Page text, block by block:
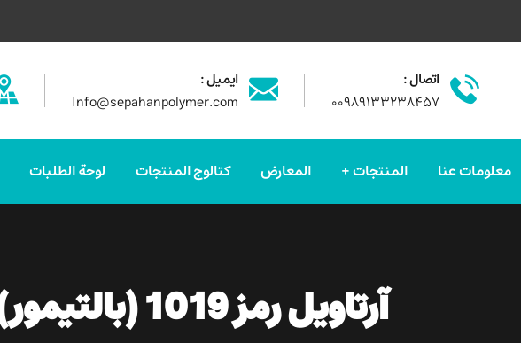
اتصال :
۰۰۹۸۹۱۳۳۲۳۸۴۵۷
ایمیل :
Info@sepahanpolymer.com
معلومات عنا المنتجات المعارض كتالوج المنتجات لوحة الطلبات
آرتاویل رمز 1019 (بالتیمور)